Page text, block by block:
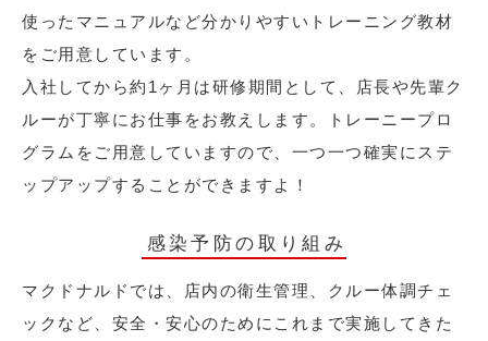
使ったマニュアルなど分かりやすいトレーニング教材
をご用意しています。
入社してから約1ヶ月は研修期間として、店長や先輩ク
ルーが丁寧にお仕事をお教えします。トレーニープロ
グラムをご用意していますので、一つ一つ確実にステ
ップアップすることができますよ！
感染予防の取り組み
マクドナルドでは、店内の衛生管理、クルー体調チェ
ックなど、安全・安心のためにこれまで実施してきた